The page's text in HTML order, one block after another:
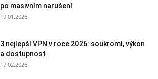
po masivním narušení
19.01.2026
3 nejlepší VPN v roce 2026: soukromí, výkon
a dostupnost
17.02.2026